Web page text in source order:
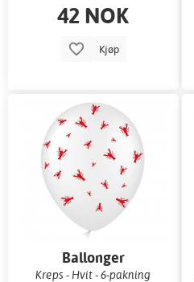
42 NOK
Kjøp
Ballonger
Kreps - Hvit - 6-pakning